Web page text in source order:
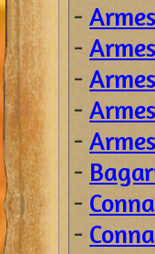
-
-
-
-
-
-
-
-